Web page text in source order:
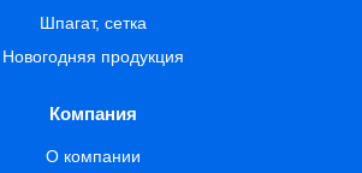
Шпагат, сетка
Новогодняя продукция
Компания
О компании